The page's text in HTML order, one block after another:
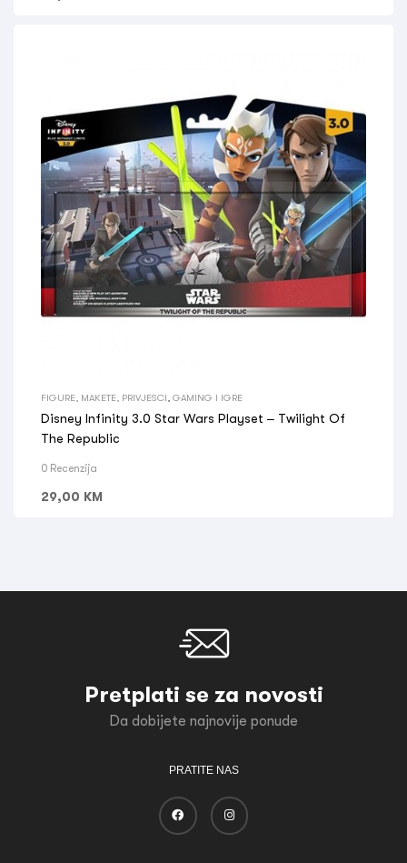
FIGURE, MAKETE, PRIVJESCI GAMING I IGRE
Disney Infinity 3.0 Star Wars Playset – Twilight Of
The Republic
0 Recenzija
29,00 KM
Pretplati se za novosti
Da dobijete najnovije ponude
PRATITE NAS